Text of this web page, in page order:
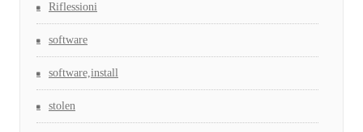
Riflessioni
software
software,install
stolen